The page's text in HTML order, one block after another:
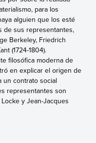
para los
alguien que los esté
de sus representantes,
Berkeley, Friedrich
(1724-1804).
filosófica moderna de
en explicar el origen de
un contrato social
representantes son
y Jean-Jacques